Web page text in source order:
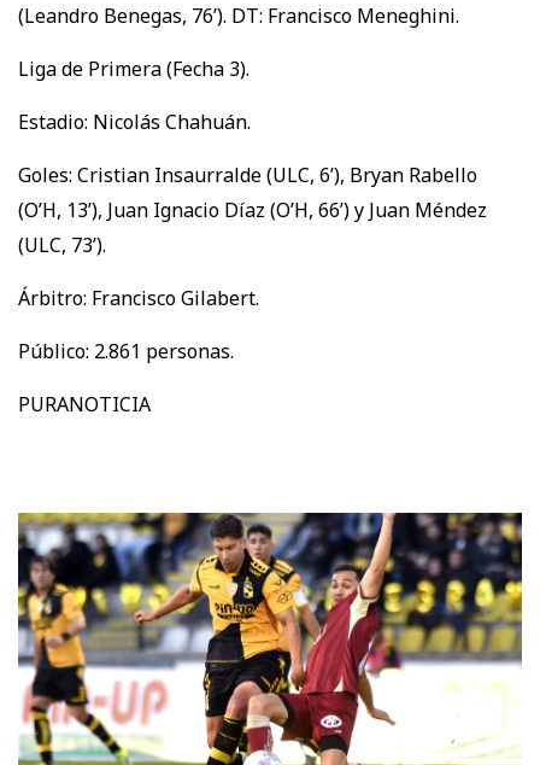
(Leandro Benegas, 76’). DT: Francisco Meneghini.
Liga de Primera (Fecha 3).
Estadio: Nicolás Chahuán.
Goles: Cristian Insaurralde (ULC, 6’), Bryan Rabello
(O’H, 13’), Juan Ignacio Díaz (O’H, 66’) y Juan Méndez
(ULC, 73’).
Árbitro: Francisco Gilabert.
Público: 2.861 personas.
PURANOTICIA